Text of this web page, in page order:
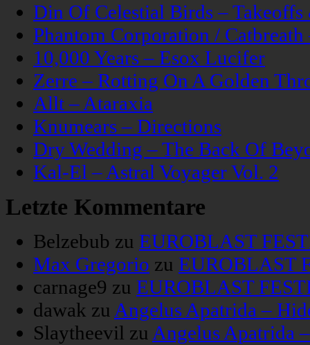
Din Of Celestial Birds –
Phantom Corporation /
10,000 Years – Esox Lucifer
Zerre – Rotting On A Golden
Allt – Ataraxia
Knumears – Directions
Dry Wedding – The Back Of
Kal-El – Astral Voyager Vol. 2
Letzte Kommentare
Belzebub zu EUROBLAST
Max Gregorio zu EUROBLAST
carnage9 zu EUROBLAST
dawak zu Angelus Apatrida –
Slaytheevil zu Angelus Apatrida